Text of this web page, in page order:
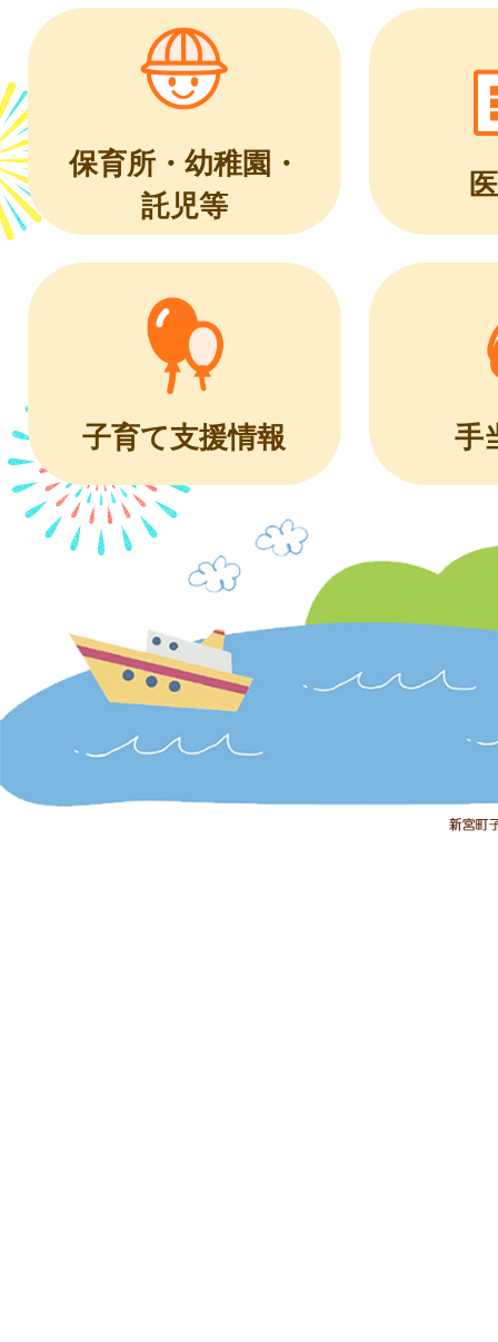
保育所・幼稚園・
託児等
子育て支援情報 手